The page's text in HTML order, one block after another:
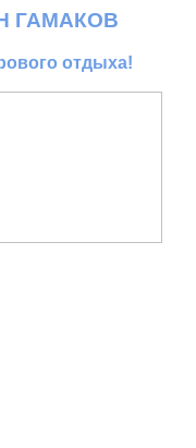
ГАМАКОВ
отдыха!